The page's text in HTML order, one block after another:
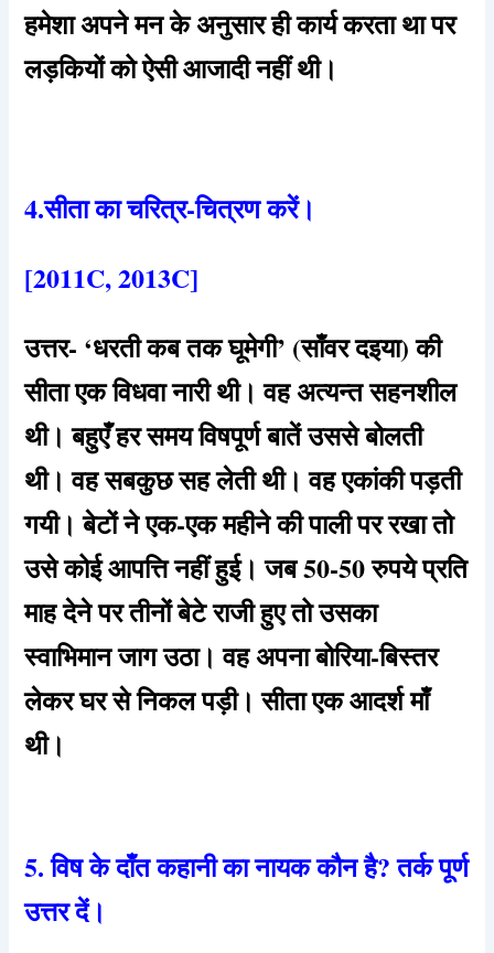
हमेशा अपने मन के अनुसार ही कार्य करता था पर
लड़कियों को ऐसी आजादी नहीं थी।
4.सीता का चरित्र-चित्रण करें।
[2011C, 2013C]
उत्तर- ‘धरती कब तक घूमेगी’ (साँवर दइया) की
सीता एक विधवा नारी थी। वह अत्यन्त सहनशील
थी। बहुएँ हर समय विषपूर्ण बातें उससे बोलती
थी। वह सबकुछ सह लेती थी। वह एकांकी पड़ती
गयी। बेटों ने एक-एक महीने की पाली पर रखा तो
उसे कोई आपत्ति नहीं हुई। जब 50-50 रुपये प्रति
माह देने पर तीनों बेटे राजी हुए तो उसका
स्वाभिमान जाग उठा। वह अपना बोरिया-बिस्तर
लेकर घर से निकल पड़ी। सीता एक आदर्श माँ
थी।
5. विष के दाँत कहानी का नायक कौन है? तर्क पूर्ण
उत्तर दें।